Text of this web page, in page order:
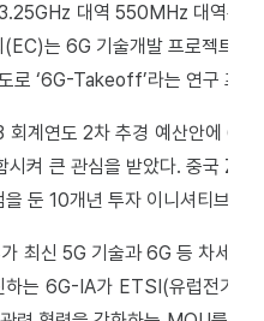
대역 550MHz 대역폭
는 6G 기술개발 프로젝트
로 ‘6G-Takeoff’라는 연구 프로
회계연도 2차 추경 예산안에
시켜 큰 관심을 받았다. 중국
둔 10개년 투자 이니셔티브를
최신 5G 기술과 6G 등 차세대
하는 6G-IA가 ETSI(유럽전기통